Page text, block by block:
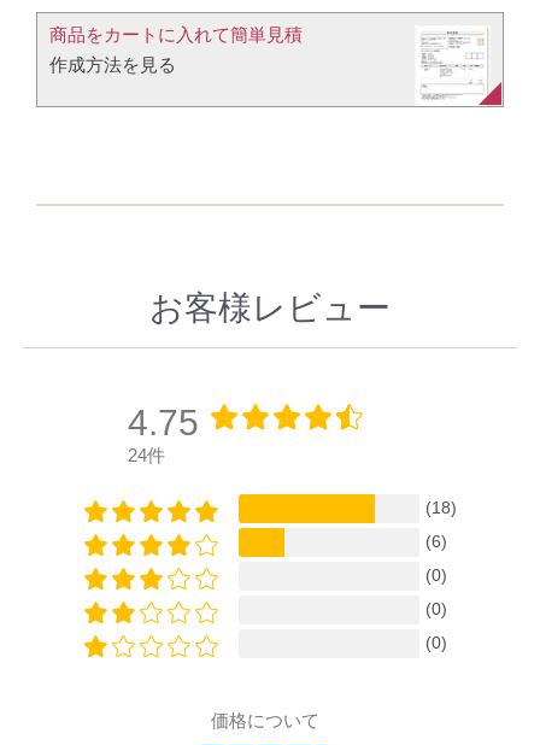
商品をカートに入れて簡単見積​
作成方法を見る​​
お客様レビュー
4.75
24件
(18)
(6)
(0)
(0)
(0)
価格について